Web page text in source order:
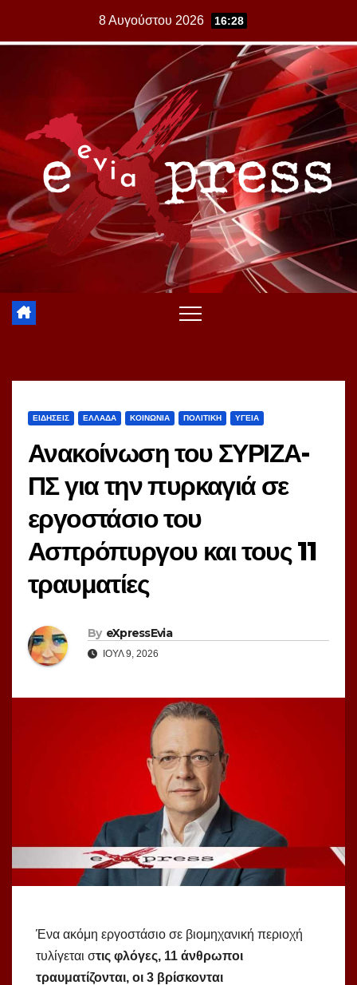
8 Αυγούστου 2026 16:28
ΕΙΔΗΣΕΙΣ ΕΛΛΑΔΑ ΚΟΙΝΩΝΙΑ ΠΟΛΙΤΙΚΗ ΥΓΕΙΑ
Ανακοίνωση του ΣΥΡΙΖΑ-
ΠΣ για την πυρκαγιά σε
εργοστάσιο του
Ασπρόπυργου και τους 11
τραυματίες
By eXpressEvia
ΙΟΎΛ 9, 2026
Ένα ακόμη εργοστάσιο σε βιομηχανική περιοχή
τυλίγεται στις φλόγες, 11 άνθρωποι
τραυματίζονται, οι 3 βρίσκονται